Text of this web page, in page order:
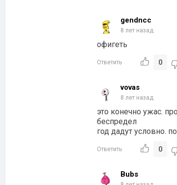
gendncc
8 лет назад
офигеть
Ответить 0
vovas
8 лет назад
это конечно ужас.
беспредел
год дадут условно.
Ответить 0
Bubs